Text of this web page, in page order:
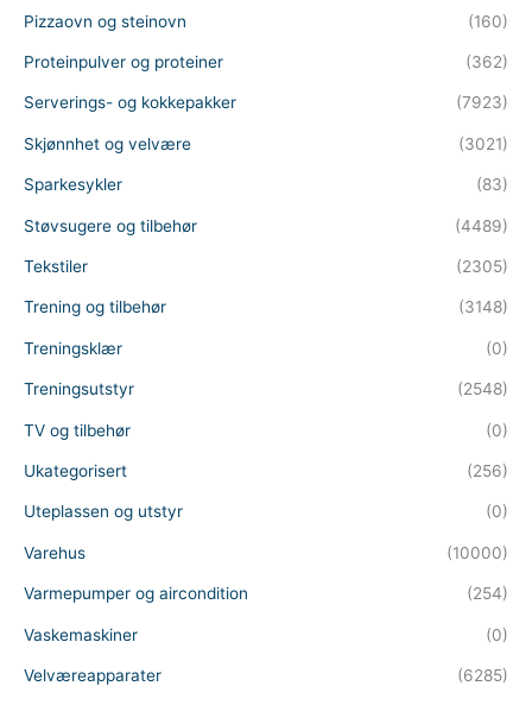
Pizzaovn og steinovn (160)
Proteinpulver og proteiner (362)
Serverings- og kokkepakker (7923)
Skjønnhet og velvære (3021)
Sparkesykler (83)
Støvsugere og tilbehør (4489)
Tekstiler (2305)
Trening og tilbehør (3148)
Treningsklær (0)
Treningsutstyr (2548)
TV og tilbehør (0)
Ukategorisert (256)
Uteplassen og utstyr (0)
Varehus (10000)
Varmepumper og aircondition (254)
Vaskemaskiner (0)
Velværeapparater (6285)